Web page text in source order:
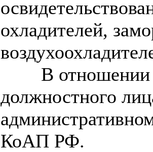
охладителей,
В отношении
должностного
КоАП РФ.